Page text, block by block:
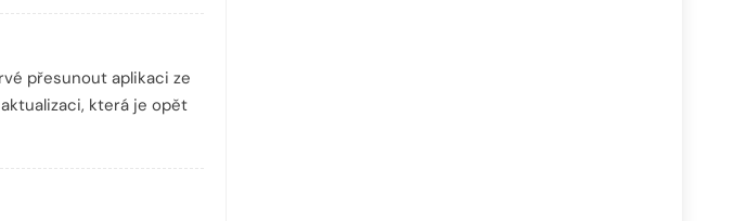
přesunout aplikaci ze
která je opět